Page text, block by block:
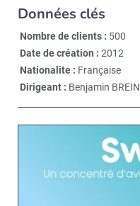
Données clés
Nombre de clients : 500
Date de création : 2012
Nationalite : Française
Dirigeant : Benjamin BREIN